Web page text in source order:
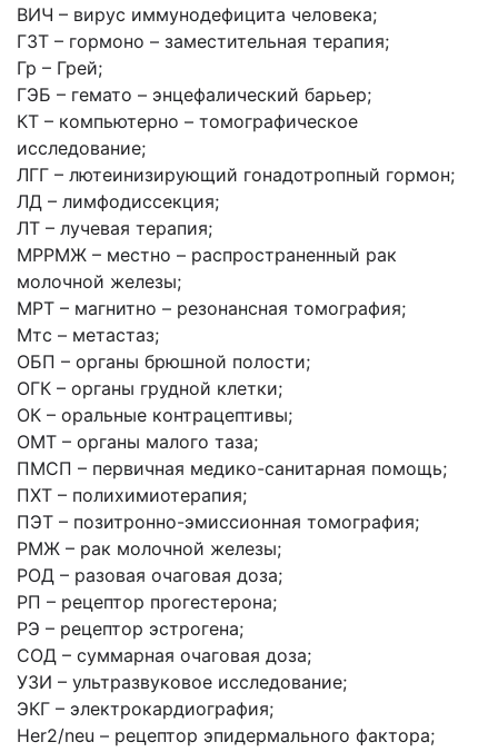
ВИЧ – вирус иммунодефицита человека;
ГЗТ – гормоно – заместительная терапия;
Гр – Грей;
ГЭБ – гемато – энцефалический барьер;
КТ – компьютерно – томографическое
исследование;
ЛГГ – лютеинизирующий гонадотропный гормон;
ЛД – лимфодиссекция;
ЛТ – лучевая терапия;
МРРМЖ – местно – распространенный рак
молочной железы;
МРТ – магнитно – резонансная томография;
Мтс – метастаз;
ОБП – органы брюшной полости;
ОГК – органы грудной клетки;
ОК – оральные контрацептивы;
ОМТ – органы малого таза;
ПМСП – первичная медико-санитарная помощь;
ПХТ – полихимиотерапия;
ПЭТ – позитронно-эмиссионная томография;
РМЖ – рак молочной железы;
РОД – разовая очаговая доза;
РП – рецептор прогестерона;
РЭ – рецептор эстрогена;
СОД – суммарная очаговая доза;
УЗИ – ультразвуковое исследование;
ЭКГ – электрокардиография;
Her2/neu – рецептор эпидермального фактора;